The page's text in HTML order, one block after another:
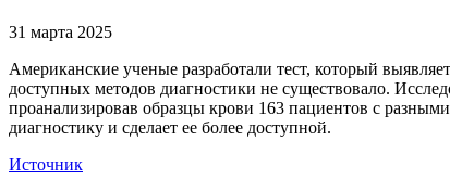
31 марта 2025
Американские ученые разработали тест, который
доступных методов диагностики не существовало.
проанализировав образцы крови 163 пациентов с
диагностику и сделает ее более доступной.
Источник